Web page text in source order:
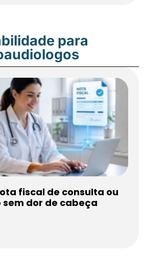
para
fiscal de consulta ou
dor de cabeça